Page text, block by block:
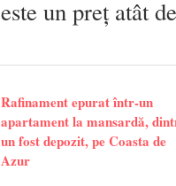
este un preț atât
Rafinament epurat într-un
apartament la mansardă,
un fost depozit, pe Coasta de
Azur